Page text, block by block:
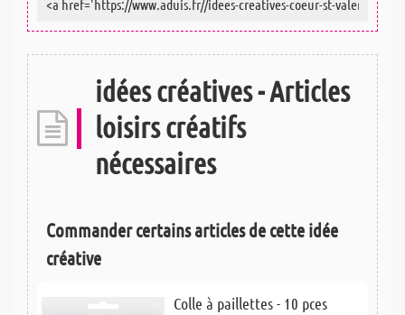
idées créatives - Articles
loisirs créatifs
nécessaires
Commander certains articles de cette idée
créative
Colle à paillettes - 10 pces